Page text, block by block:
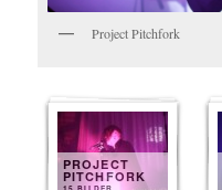
Project Pitchfork
PROJECT
PITCHFORK
15 BILDER